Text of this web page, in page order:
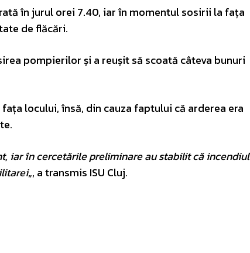
în jurul orei 7.40, iar în momentul sosirii la fața
de flăcări.
pompierilor și a reușit să scoată câteva bunuri
locului, însă, din cauza faptului că arderea era
iar în cercetările preliminare au stabilit că incendiul
„, a transmis ISU Cluj.